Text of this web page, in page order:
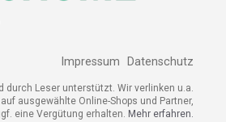
Impressum Datenschutz
durch Leser unterstützt. Wir verlinken u.a.
auf ausgewählte Online-Shops und Partner,
eine Vergütung erhalten. Mehr erfahren.